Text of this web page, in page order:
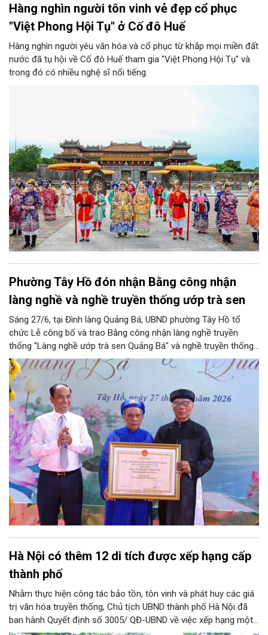
Hàng nghìn người tôn vinh vẻ đẹp cổ phục
"Việt Phong Hội Tụ" ở Cố đô Huế
Hàng nghìn người yêu văn hóa và cổ phục từ khắp mọi miền đất
nước đã tụ hội về Cố đô Huế tham gia "Việt Phong Hội Tụ" và
trong đó có nhiều nghệ sĩ nổi tiếng.
Phường Tây Hồ đón nhận Bằng công nhận
làng nghề và nghề truyền thống ướp trà sen
Sáng 27/6, tại Đình làng Quảng Bá, UBND phường Tây Hồ tổ
chức Lễ công bố và trao Bằng công nhận làng nghề truyền
thống "Làng nghề ướp trà sen Quảng Bá" và nghề truyền thống
"Nghề ướp trà sen Quảng An", gắn với các hoạt động quảng bá
văn hóa, du lịch hồ Tây năm 2026.
Hà Nội có thêm 12 di tích được xếp hạng cấp
thành phố
Nhằm thực hiện công tác bảo tồn, tôn vinh và phát huy các giá
trị văn hóa truyền thống, Chủ tịch UBND thành phố Hà Nội đã
ban hành Quyết định số 3005/ QĐ-UBND về việc xếp hạng một